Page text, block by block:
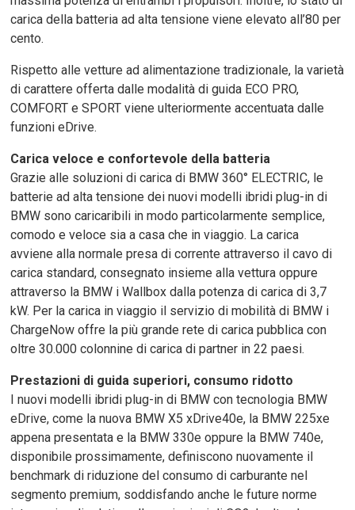
carica della batteria ad alta tensione viene elevato all’80 per
cento.
Rispetto alle vetture ad alimentazione tradizionale, la varietà
di carattere offerta dalle modalità di guida ECO PRO,
COMFORT e SPORT viene ulteriormente accentuata dalle
funzioni eDrive.
Carica veloce e confortevole della batteria
Grazie alle soluzioni di carica di BMW 360° ELECTRIC, le
batterie ad alta tensione dei nuovi modelli ibridi plug-in di
BMW sono caricaribili in modo particolarmente semplice,
comodo e veloce sia a casa che in viaggio. La carica
avviene alla normale presa di corrente attraverso il cavo di
carica standard, consegnato insieme alla vettura oppure
attraverso la BMW i Wallbox dalla potenza di carica di 3,7
kW. Per la carica in viaggio il servizio di mobilità di BMW i
ChargeNow offre la più grande rete di carica pubblica con
oltre 30.000 colonnine di carica di partner in 22 paesi.
Prestazioni di guida superiori, consumo ridotto
I nuovi modelli ibridi plug-in di BMW con tecnologia BMW
eDrive, come la nuova BMW X5 xDrive40e, la BMW 225xe
appena presentata e la BMW 330e oppure la BMW 740e,
disponibile prossimamente, definiscono nuovamente il
benchmark di riduzione del consumo di carburante nel
segmento premium, soddisfando anche le future norme